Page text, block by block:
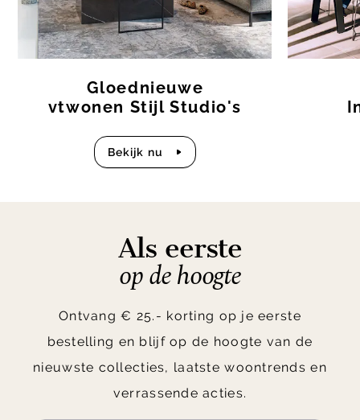
Gloednieuwe
vtwonen Stijl Studio's
bekijk nu
Als eerste
op de hoogte
Ontvang € 25.- korting op je eerste
bestelling en blijf op de hoogte van de
nieuwste collecties, laatste woontrends en
verrassende acties.